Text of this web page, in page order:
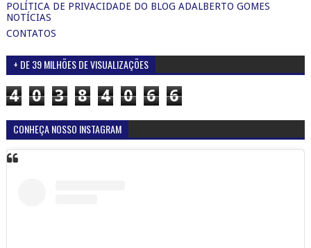
POLÍTICA DE PRIVACIDADE DO BLOG ADALBERTO GOMES
NOTÍCIAS
CONTATOS
+ DE 39 MILHÕES DE VISUALIZAÇÕES
4 0 3 8 4 0 6 6
CONHEÇA NOSSO INSTAGRAM